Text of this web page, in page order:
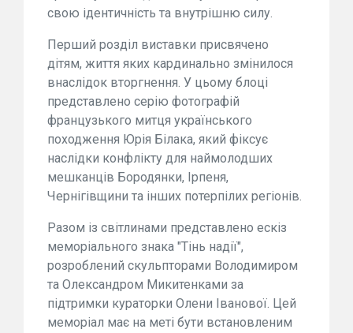
свою ідентичність та внутрішню силу.
Перший розділ виставки присвячено
дітям, життя яких кардинально змінилося
внаслідок вторгнення. У цьому блоці
представлено серію фотографій
французького митця українського
походження Юрія Білака, який фіксує
наслідки конфлікту для наймолодших
мешканців Бородянки, Ірпеня,
Чернігівщини та інших потерпілих регіонів.
Разом із світлинами представлено ескіз
меморіального знака "Тінь надії",
розроблений скульпторами Володимиром
та Олександром Микитенками за
підтримки кураторки Олени Іванової. Цей
меморіал має на меті бути встановленим